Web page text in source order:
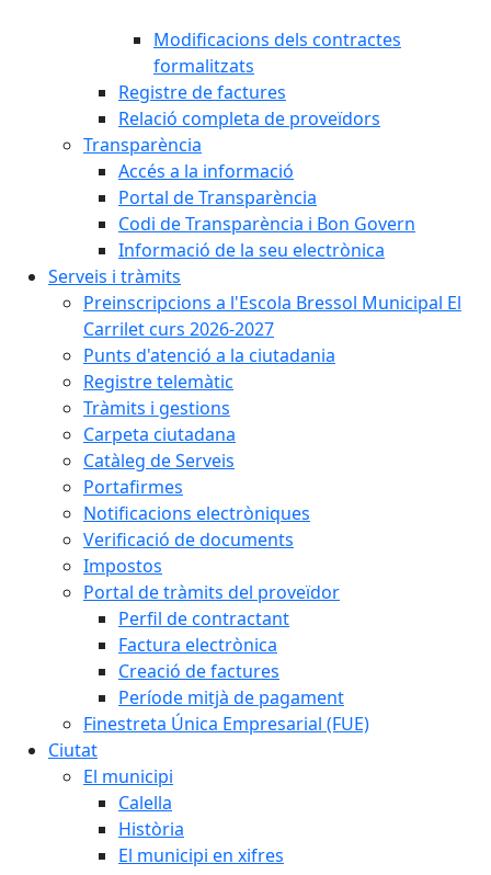
Modificacions dels contractes
formalitzats
Registre de factures
Relació completa de proveïdors
Transparència
Accés a la informació
Portal de Transparència
Codi de Transparència i Bon Govern
Informació de la seu electrònica
Serveis i tràmits
Preinscripcions a l'Escola Bressol Municipal El
Carrilet curs 2026-2027
Punts d'atenció a la ciutadania
Registre telemàtic
Tràmits i gestions
Carpeta ciutadana
Catàleg de Serveis
Portafirmes
Notificacions electròniques
Verificació de documents
Impostos
Portal de tràmits del proveïdor
Perfil de contractant
Factura electrònica
Creació de factures
Període mitjà de pagament
Finestreta Única Empresarial (FUE)
Ciutat
El municipi
Calella
Història
El municipi en xifres